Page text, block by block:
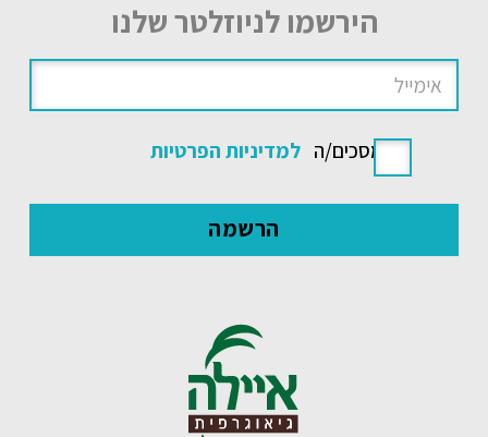
הירשמו לניוזלטר שלנו
אני מסכים/ה למדיניות הפרטיות